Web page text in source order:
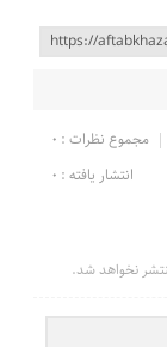
مجموع نظرات : 0
انتشار یافته : 0
نخواهد شد.